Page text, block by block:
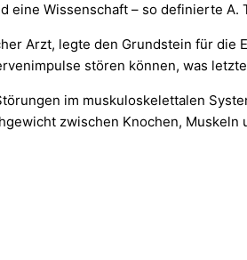
eine Wissenschaft – so definierte A.
Arzt, legte den Grundstein für
stören können, was
im muskuloskelettalen
zwischen Knochen,